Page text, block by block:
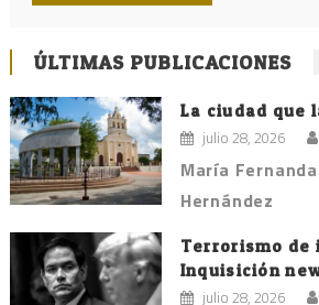
ÚLTIMAS PUBLICACIONES
La ciudad que
julio 28, 2026
María
Hernández
Terrorismo de
Inquisición
julio 28, 2026